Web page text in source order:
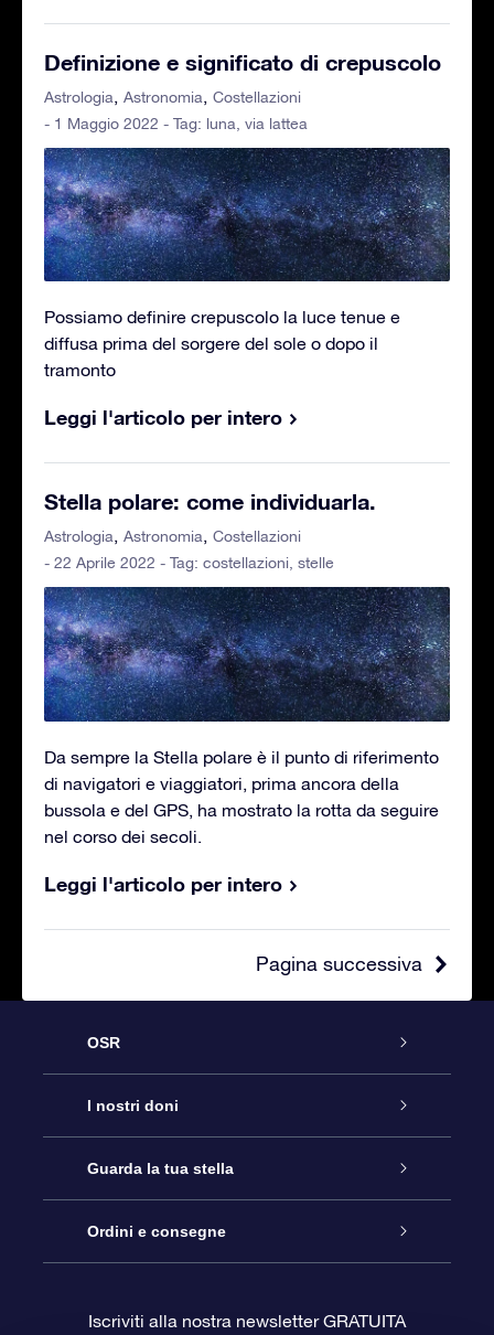
Definizione e significato di crepuscolo
Astrologia Astronomia
Costellazioni
- 1 Maggio 2022 - Tag: luna via lattea
Possiamo definire crepuscolo la luce tenue e
diffusa prima del sorgere del sole o dopo il
tramonto
Leggi l'articolo per intero
Stella polare: come individuarla.
Astrologia Astronomia
Costellazioni
- 22 Aprile 2022 - Tag: costellazioni stelle
Da sempre la Stella polare è il punto di riferimento
di navigatori e viaggiatori, prima ancora della
bussola e del GPS, ha mostrato la rotta da seguire
nel corso dei secoli.
Leggi l'articolo per intero
Pagina successiva
OSR
Assistenza
Contattaci
Blog
I nostri doni
Online Star Gift
Pacchetto regalo OSR
Guarda la tua stella
Registro stellare
Ordini e consegne
Iscriviti alla nostra newsletter GRATUITA